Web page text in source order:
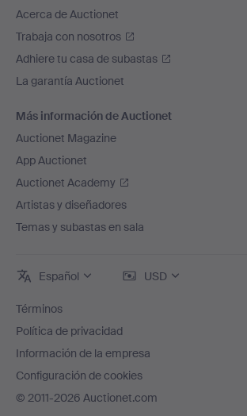
Acerca de Auctionet
Trabaja con nosotros
Adhiere tu casa de subastas
La garantía Auctionet
Más información de Auctionet
Auctionet Magazine
App Auctionet
Auctionet Academy
Artistas y diseñadores
Temas y subastas en sala
Español USD
Términos
Política de privacidad
Información de la empresa
Configuración de cookies
© 2011-2026 Auctionet.com